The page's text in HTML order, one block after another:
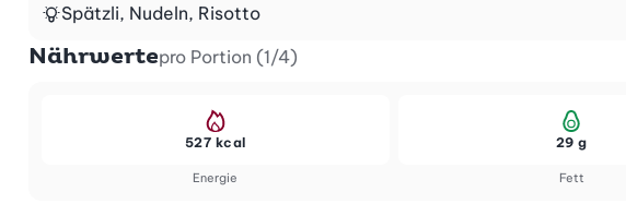
Spätzli, Nudeln, Risotto
Nährwertepro Portion (1/4)
Energie
527 kcal
Fett
29 g